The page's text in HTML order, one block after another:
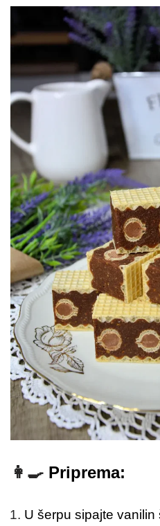
👩‍🍳 Priprema:
U šerpu sipajte vanilin